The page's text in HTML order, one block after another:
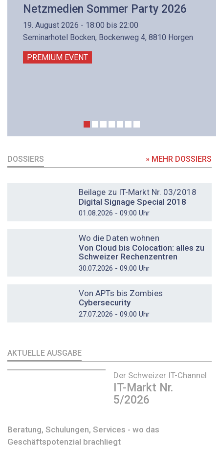
Netzmedien Sommer Party 2026
19. August 2026 - 18:00 bis 22:00
Seminarhotel Bocken, Bockenweg 4, 8810 Horgen
PREMIUM EVENT
DOSSIERS » MEHR DOSSIERS
Beilage zu IT-Markt Nr. 03/2018
Digital Signage Special 2018
01.08.2026 - 09:00 Uhr
Wo die Daten wohnen
Von Cloud bis Colocation: alles zu
Schweizer Rechenzentren
30.07.2026 - 09:00 Uhr
Von APTs bis Zombies
Cybersecurity
27.07.2026 - 09:00 Uhr
AKTUELLE AUSGABE
Der Schweizer IT-Channel
IT-Markt Nr.
5/2026
Beratung, Schulungen, Services - wo das
Geschäftspotenzial brachliegt